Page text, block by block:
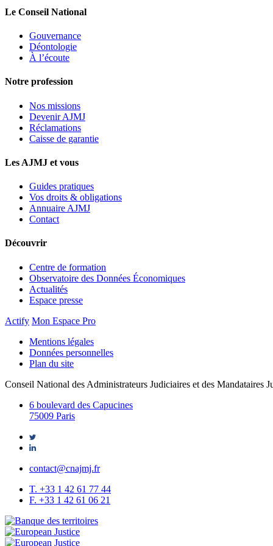
Le Conseil National
Gouvernance
Déontologie
À l’écoute
Notre profession
Nos missions
Devenir AJMJ
Réclamations
Caisse de garantie
Les AJMJ et vous
Guides pratiques
Vos droits & obligations
Annuaire AJMJ
Contact
Découvrir
Centre de formation
Observatoire des Données Économiques
Actualités
Espace presse
Actify Mon Espace Pro
Mentions légales
Données personnelles
Plan du site
Conseil National des Administrateurs Judiciaires et des Mandataires
6 boulevard des Capucines
75009 Paris
contact@cnajmj.fr
T. +33 1 42 61 77 44
F. +33 1 42 61 06 21